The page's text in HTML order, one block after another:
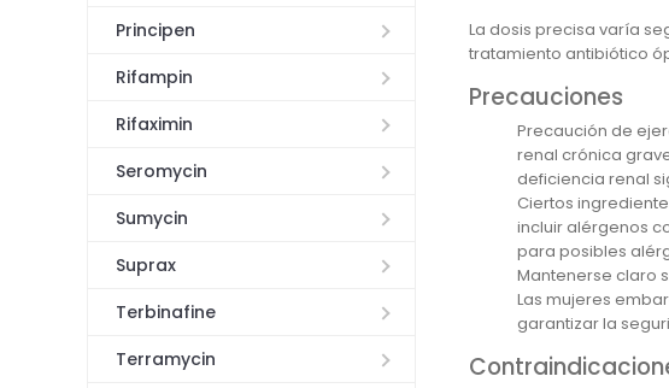
Principen
Rifampin
Rifaximin
Seromycin
Sumycin
Suprax
Terbinafine
Terramycin
La dosis precisa varía
tratamiento antibiótico
Precauciones
Precaución de
renal crónica
deficiencia renal
Ciertos
incluir alérgenos
para posibles
Mantenerse claro
Las mujeres
garantizar la